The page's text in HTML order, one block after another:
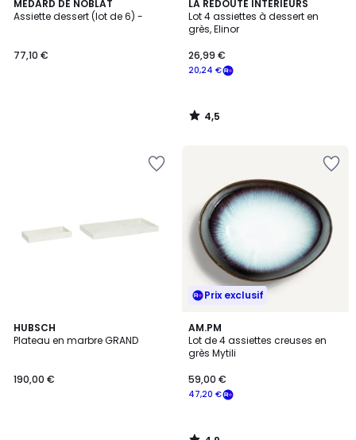
MEDARD DE NOBLAT
Assiette dessert (lot de 6) -
77,10 €
LA REDOUTE INTERIEURS
Lot 4 assiettes à dessert en
grès, Elinor
20,24 €
26,99 €
4,5
/ 5
4,5
/
HUBSCH
Plateau en marbre GRAND
190,00 €
Prix exclusif
AM.PM
Lot de 4 assiettes creuses en
grès Mytili
47,20 €
59,00 €
4,9
/ 5